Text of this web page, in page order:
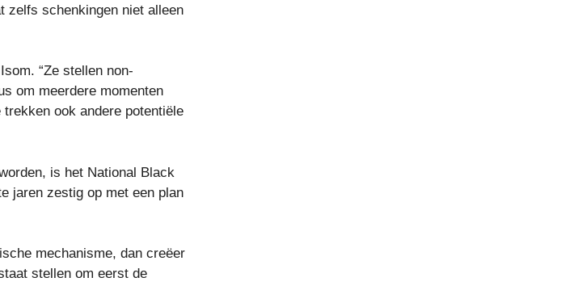
zelfs schenkingen niet alleen
“Ze stellen non-
om meerdere momenten
ook andere potentiële
is het National Black
jaren zestig op met een plan
mechanisme, dan creëer
stellen om eerst de